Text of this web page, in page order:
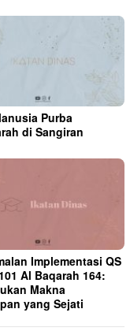
Purba
di Sangiran
Implementasi QS
Al Baqarah 164:
Makna
yang Sejati